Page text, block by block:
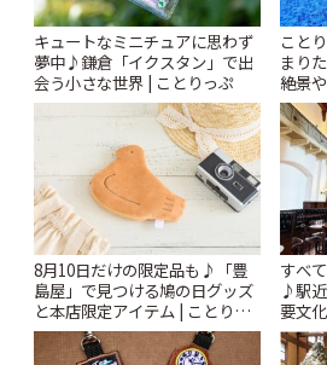
キュートなミニチュアに思わず
夢中♪鎌倉「イクスタン」で出
会う小さな世界 | ことりっぷ
こと
まり
絶景
りっぷ
8月10日だけの限定品も♪「豊
島屋」で見つける鳩の日グッズ
と本店限定アイテム | ことりっ
ぷ
すべ
♪駅
要文
札す
りっぷ